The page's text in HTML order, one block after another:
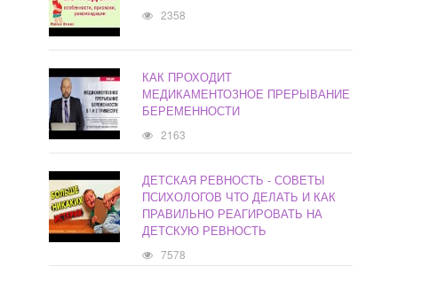
2358
КАК ПРОХОДИТ
МЕДИКАМЕНТОЗНОЕ ПРЕРЫВАНИЕ
БЕРЕМЕННОСТИ
2163
ДЕТСКАЯ РЕВНОСТЬ - СОВЕТЫ
ПСИХОЛОГОВ ЧТО ДЕЛАТЬ И КАК
ПРАВИЛЬНО РЕАГИРОВАТЬ НА
ДЕТСКУЮ РЕВНОСТЬ
7578